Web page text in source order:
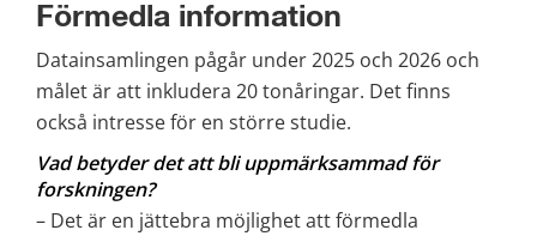
Förmedla information
Datainsamlingen pågår under 2025 och 2026 och
målet är att inkludera 20 tonåringar. Det finns
också intresse för en större studie.
Vad betyder det att bli uppmärksammad för
forskningen?
– Det är en jättebra möjlighet att förmedla